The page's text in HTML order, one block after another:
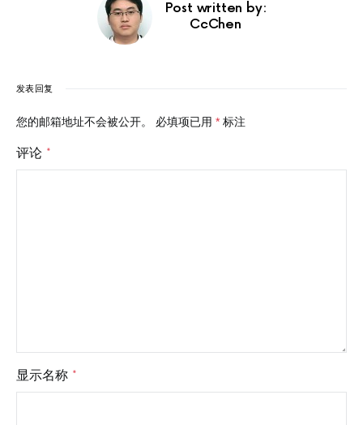
Post written by:
CcChen
发表回复
您的邮箱地址不会被公开。 必填项已用 * 标注
评论 *
显示名称 *